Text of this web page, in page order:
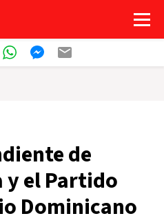
de
el Partido
Dominicano